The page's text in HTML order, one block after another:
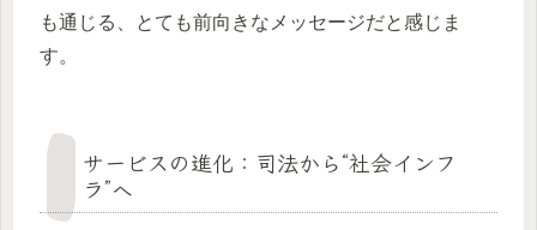
も通じる、とても前向きなメッセージだと感じま
す。
サービスの進化：司法から“社会インフ
ラ”へ